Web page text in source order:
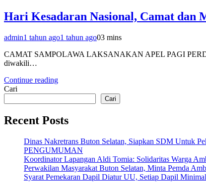
Hari Kesadaran Nasional, Camat dan
admin1 tahun ago1 tahun ago03 mins
CAMAT SAMPOLAWA LAKSANAKAN APEL PAGI
diwakili…
Continue reading
Cari
Cari
Recent Posts
Dinas Nakretrans Buton Selatan, Siapkan SDM Untuk
PENGUMUMAN
Koordinator Lapangan Aldi Tomia: Solidaritas Warga
Perwakilan Masyarakat Buton Selatan, Minta Pemda
Syarat Pemekaran Dapil Diatur UU, Setiap Dapil